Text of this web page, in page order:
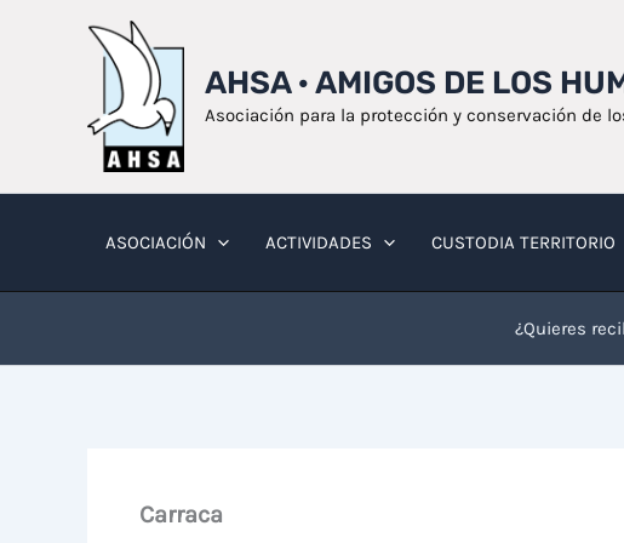
AHSA · AMIGOS DE LOS
Asociación para la protección y conservación de
ASOCIACIÓN ACTIVIDADES CUSTODIA TERRITORIO
¿Quieres
Carraca